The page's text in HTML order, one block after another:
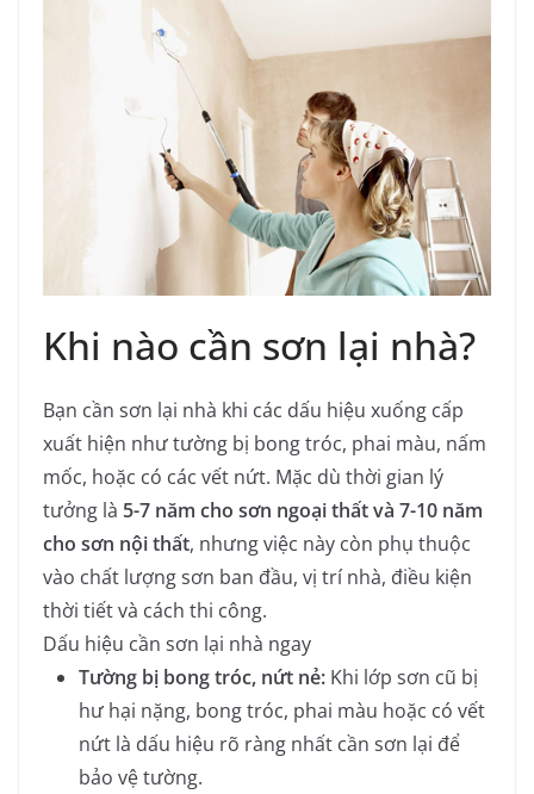
Khi nào cần sơn lại nhà?
Bạn cần sơn lại nhà khi các dấu hiệu xuống cấp
xuất hiện như tường bị bong tróc, phai màu, nấm
mốc, hoặc có các vết nứt. Mặc dù thời gian lý
tưởng là 5-7 năm cho sơn ngoại thất và 7-10 năm
cho sơn nội thất, nhưng việc này còn phụ thuộc
vào chất lượng sơn ban đầu, vị trí nhà, điều kiện
thời tiết và cách thi công.
Dấu hiệu cần sơn lại nhà ngay
Tường bị bong tróc, nứt nẻ: Khi lớp sơn cũ bị
hư hại nặng, bong tróc, phai màu hoặc có vết
nứt là dấu hiệu rõ ràng nhất cần sơn lại để
bảo vệ tường.